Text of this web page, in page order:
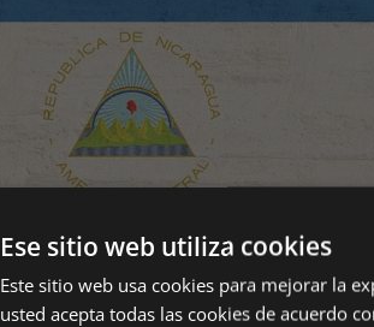
Ese sitio web utiliza cookies
Este sitio web usa cookies para mejorar la
usted acepta todas las cookies de acuerdo